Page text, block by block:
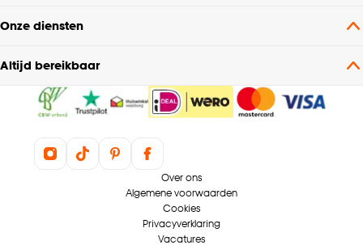
Onze diensten
Altijd bereikbaar
Over ons
Algemene voorwaarden
Cookies
Privacyverklaring
Vacatures